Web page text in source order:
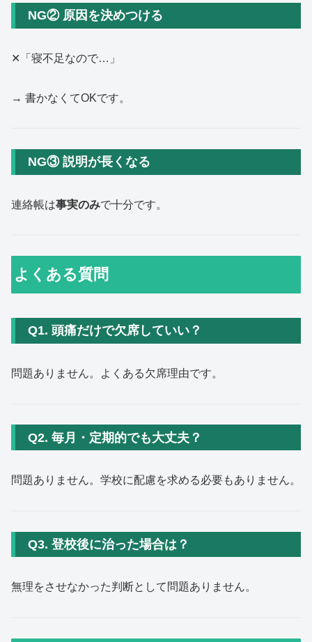
NG② 原因を決めつける
✕「寝不足なので…」
→ 書かなくてOKです。
NG③ 説明が長くなる
連絡帳は事実のみで十分です。
よくある質問
Q1. 頭痛だけで欠席していい？
問題ありません。よくある欠席理由です。
Q2. 毎月・定期的でも大丈夫？
問題ありません。学校に配慮を求める必要もありません。
Q3. 登校後に治った場合は？
無理をさせなかった判断として問題ありません。